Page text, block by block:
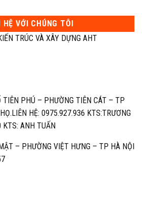
HỆ VỚI CHÚNG TÔI
TRÚC VÀ XÂY DỰNG AHT
PHÚ – PHƯỜNG TIÊN CÁT – TP
LIÊN HỆ: 0975.927.936 KTS:TRƯƠNG
ANH TUẤN
– PHƯỜNG VIỆT HƯNG – TP HÀ NỘI